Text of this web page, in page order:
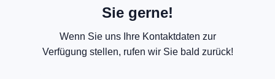
Sie gerne!
Wenn Sie uns Ihre Kontaktdaten zur
Verfügung stellen, rufen wir Sie bald zurück!